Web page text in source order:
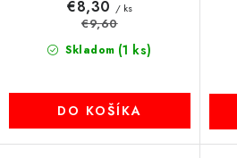
Skladom (1 ks)
€8,30 / ks
€9,60
DO KOŠÍKA